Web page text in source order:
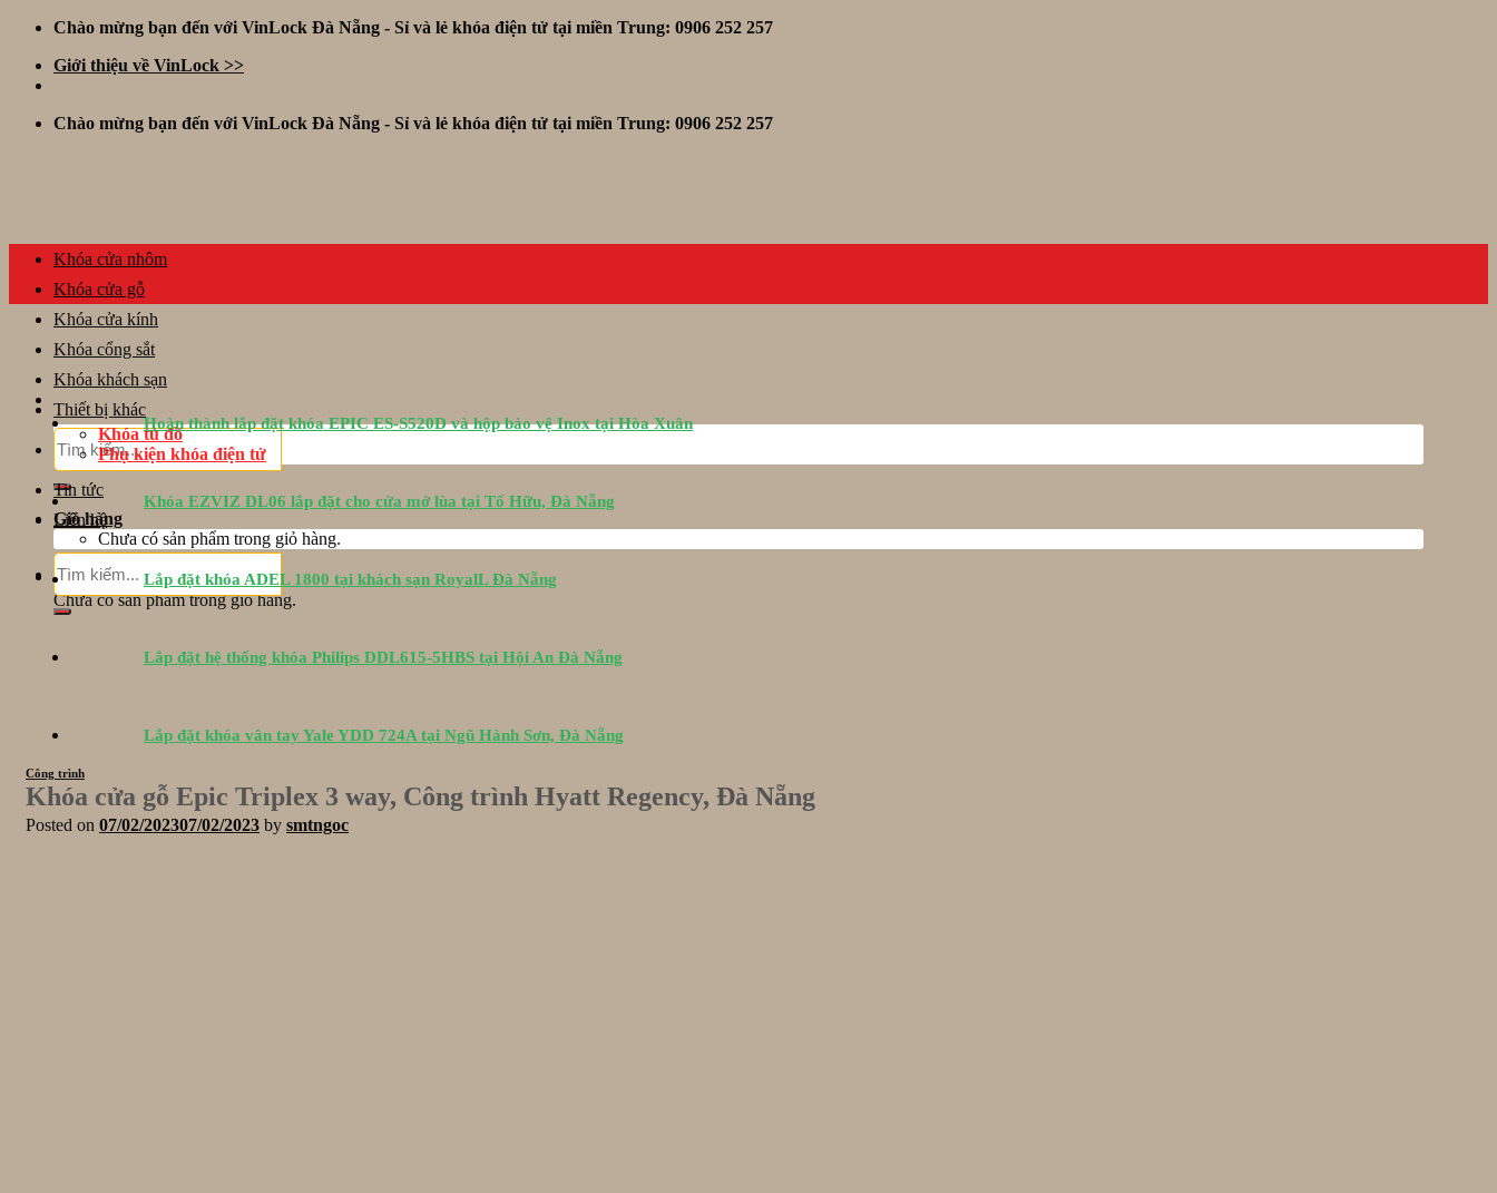
Skip
content
Chào mừng bạn đến với VinLock Đà Nẵng - Sỉ và lẻ khóa điện tử tại miền Trung: 0906 252 257
Giới thiệu về VinLock >>
Chào mừng bạn đến với VinLock Đà Nẵng - Sỉ và lẻ khóa điện tử tại miền Trung: 0906 252 257
Tìm
kiếm:
Giỏ hàng
Chưa có sản phẩm trong giỏ hàng.
Giỏ hàng
Chưa có sản phẩm trong giỏ hàng.
Khóa cửa nhôm
Khóa cửa gỗ
Khóa cửa kính
Khóa cổng sắt
Khóa khách sạn
Thiết bị khác
Khóa tủ đồ
Phụ kiện khóa điện tử
Tin tức
Liên hệ
Tìm
kiếm:
Hoàn thành lắp đặt khóa EPIC ES-S520D và hộp bảo vệ Inox tại Hòa Xuân
Khóa EZVIZ DL06 lắp đặt cho cửa mở lùa tại Tố Hữu, Đà Nẵng
Lắp đặt khóa ADEL 1800 tại khách sạn RoyalL Đà Nẵng
Lắp đặt hệ thống khóa Philips DDL615-5HBS tại Hội An Đà Nẵng
Lắp đặt khóa vân tay Yale YDD 724A tại Ngũ Hành Sơn, Đà Nẵng
Công trình
Khóa cửa gỗ Epic Triplex 3 way, Công trình Hyatt Regency, Đà Nẵng
Posted on 07/02/202307/02/2023 by smtngoc